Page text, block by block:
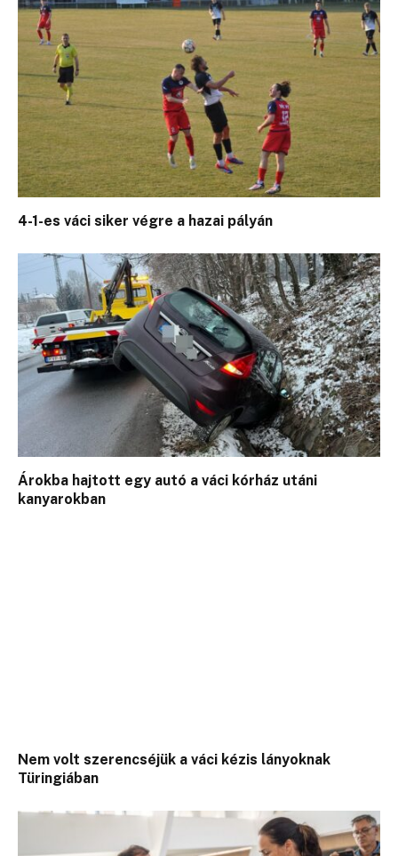
4-1-es váci siker végre a hazai pályán
Árokba hajtott egy autó a váci kórház utáni
kanyarokban
Nem volt szerencséjük a váci kézis lányoknak
Türingiában